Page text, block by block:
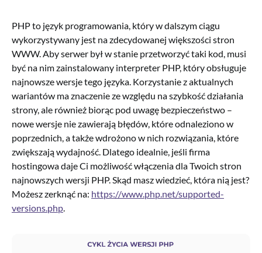
PHP to język programowania, który w dalszym ciągu
wykorzystywany jest na zdecydowanej większości stron
WWW. Aby serwer był w stanie przetworzyć taki kod, musi
być na nim zainstalowany interpreter PHP, który obsługuje
najnowsze wersje tego języka. Korzystanie z aktualnych
wariantów ma znaczenie ze względu na szybkość działania
strony, ale również biorąc pod uwagę bezpieczeństwo –
nowe wersje nie zawierają błędów, które odnaleziono w
poprzednich, a także wdrożono w nich rozwiązania, które
zwiększają wydajność. Dlatego idealnie, jeśli firma
hostingowa daje Ci możliwość włączenia dla Twoich stron
najnowszych wersji PHP. Skąd masz wiedzieć, która nią jest?
Możesz zerknąć na: https://www.php.net/supported-
versions.php